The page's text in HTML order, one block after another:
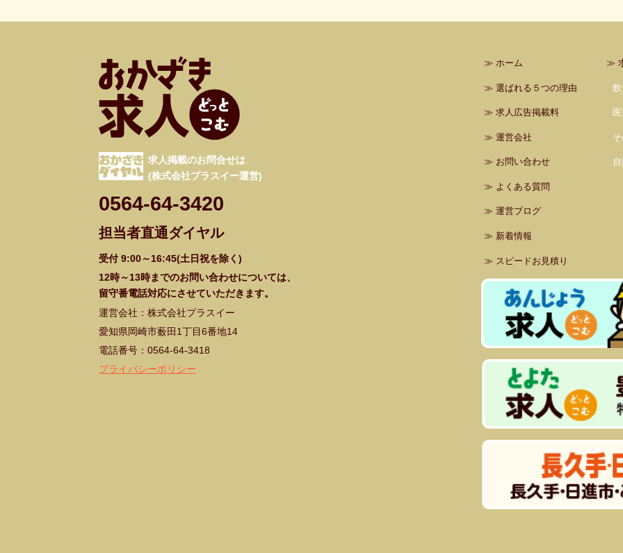
≫ ホーム
≫ 選ばれる５つの理由
≫ 求人広告掲載料
≫ 運営会社
≫ お問い合わせ
≫ よくある質問
≫ 運営ブログ
≫ 新着情報
≫ スピードお見積り
≫
求人掲載のお問合せは
(株式会社プラスイー運営)
0564-64-3420
担当者直通ダイヤル
受付 9:00～16:45(土日祝を除く)
12時～13時までのお問い合わせについては、
留守番電話対応にさせていただきます。
運営会社：株式会社プラスイー
愛知県岡崎市薮田1丁目6番地14
電話番号：0564-64-3418
プライバシーポリシー